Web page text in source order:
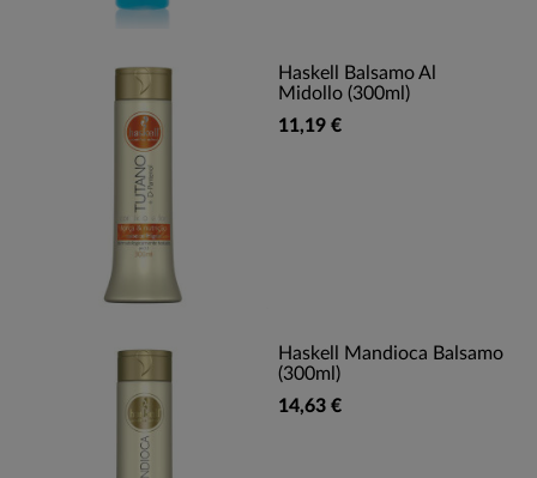
Haskell Balsamo Al
Midollo (300ml)
11,19 €
Haskell Mandioca Balsamo
(300ml)
14,63 €